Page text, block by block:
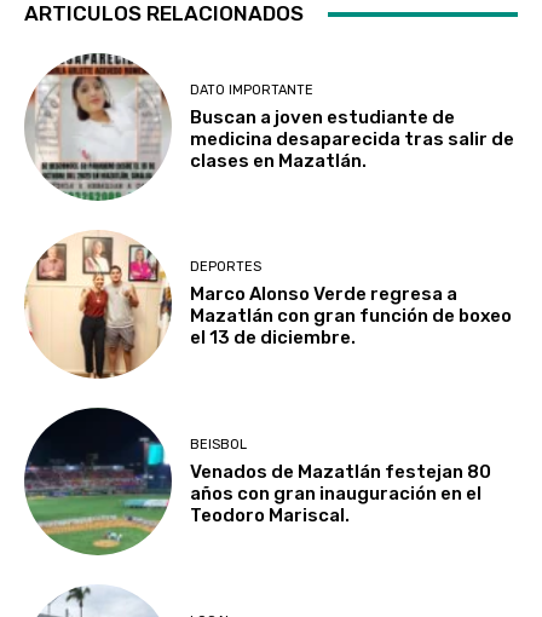
ARTICULOS RELACIONADOS
DATO IMPORTANTE
Buscan a joven estudiante de
medicina desaparecida tras salir de
clases en Mazatlán.
DEPORTES
Marco Alonso Verde regresa a
Mazatlán con gran función de boxeo
el 13 de diciembre.
BEISBOL
Venados de Mazatlán festejan 80
años con gran inauguración en el
Teodoro Mariscal.